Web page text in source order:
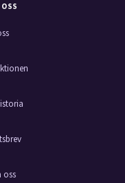
oss